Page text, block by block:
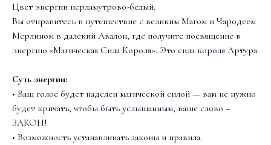
Цвет энергии перламутрово-белый.
Вы отправитесь в путешествие с великим Магом и Чародеем
Мерлином в далекий Авалон, где получите посвящение в
энергию «Магическая Сила Короля». Это сила короля Артура.
Суть энергии:
• Ваш голос будет наделен магической силой — вам не нужно
будет кричать, чтобы быть услышанным, ваше слово –
ЗАКОН!
• Возможность устанавливать законы и правила.